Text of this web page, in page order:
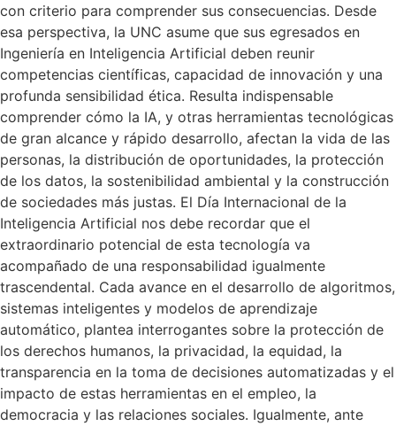
con criterio para comprender sus consecuencias. Desde
esa perspectiva, la UNC asume que sus egresados en
Ingeniería en Inteligencia Artificial deben reunir
competencias científicas, capacidad de innovación y una
profunda sensibilidad ética. Resulta indispensable
comprender cómo la IA, y otras herramientas tecnológicas
de gran alcance y rápido desarrollo, afectan la vida de las
personas, la distribución de oportunidades, la protección
de los datos, la sostenibilidad ambiental y la construcción
de sociedades más justas. El Día Internacional de la
Inteligencia Artificial nos debe recordar que el
extraordinario potencial de esta tecnología va
acompañado de una responsabilidad igualmente
trascendental. Cada avance en el desarrollo de algoritmos,
sistemas inteligentes y modelos de aprendizaje
automático, plantea interrogantes sobre la protección de
los derechos humanos, la privacidad, la equidad, la
transparencia en la toma de decisiones automatizadas y el
impacto de estas herramientas en el empleo, la
democracia y las relaciones sociales. Igualmente, ante